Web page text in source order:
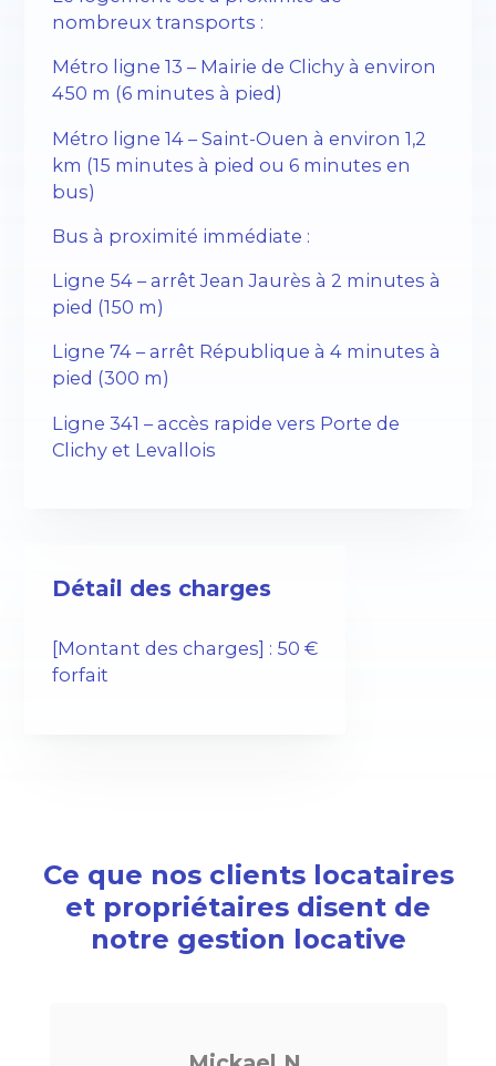
nombreux transports :
Métro ligne 13 – Mairie de Clichy à environ
450 m (6 minutes à pied)
Métro ligne 14 – Saint-Ouen à environ 1,2
km (15 minutes à pied ou 6 minutes en
bus)
Bus à proximité immédiate :
Ligne 54 – arrêt Jean Jaurès à 2 minutes à
pied (150 m)
Ligne 74 – arrêt République à 4 minutes à
pied (300 m)
Ligne 341 – accès rapide vers Porte de
Clichy et Levallois
Détail des charges
[Montant des charges] : 50 €
forfait
Ce que nos clients locataires
et propriétaires disent de
notre gestion locative